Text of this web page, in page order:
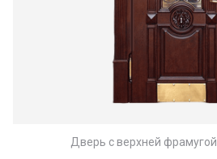
Дверь с верхней фрамугой